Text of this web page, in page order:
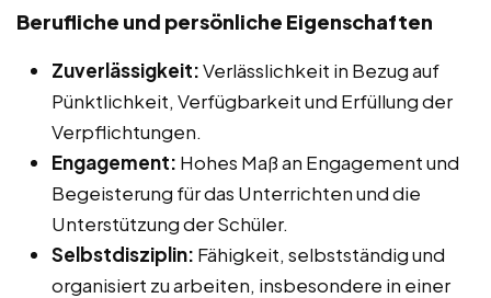
Berufliche und persönliche Eigenschaften
Zuverlässigkeit:Verlässlichkeit in Bezug auf
Pünktlichkeit, Verfügbarkeit und Erfüllung der
Verpflichtungen.
Engagement: Hohes Maß an Engagement und
Begeisterung für das Unterrichten und die
Unterstützung der Schüler.
Selbstdisziplin: Fähigkeit, selbstständig und
organisiert zu arbeiten, insbesondere in einer